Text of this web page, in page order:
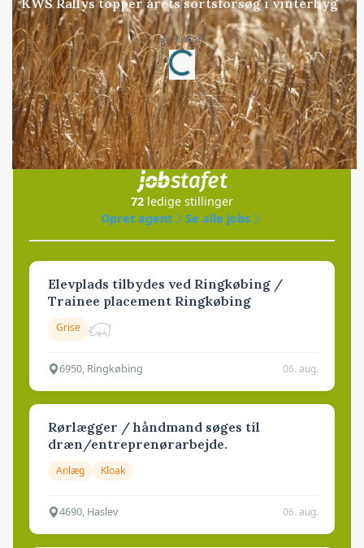
KWS Rallys topper årets sortsforsøg i vinterbyg
Annonce
Loading...
Jobs
i samarbejde med
72 ledige stillinger
Opret agent
Se alle jobs
Elevplads tilbydes ved Ringkøbing /
Trainee placement Ringkøbing
Grise
6950, Ringkøbing 06. aug.
Rørlægger / håndmand søges til
dræn/entreprenørarbejde.
Anlæg Kloak
4690, Haslev 06. aug.